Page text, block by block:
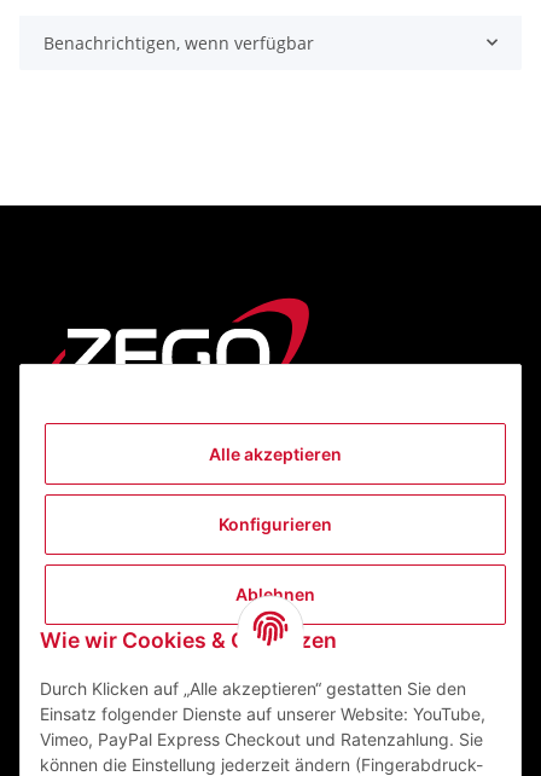
Alle akzeptieren
Konfigurieren
Ablehnen
Wie wir Cookies & Co nutzen
Durch Klicken auf „Alle akzeptieren“ gestatten Sie den
Einsatz folgender Dienste auf unserer Website: YouTube,
Vimeo, PayPal Express Checkout und Ratenzahlung. Sie
können die Einstellung jederzeit ändern (Fingerabdruck-
Benachrichtigen, wenn verfügbar
Informationen
ZEGO Textilveredelungszentrum GmbH
63741 Aschaffenburg Deutschland
Mail:info@zego-tvz.de